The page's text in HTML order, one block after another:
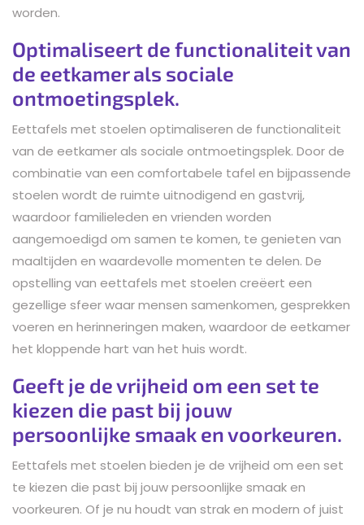
worden.
Optimaliseert de functionaliteit van
de eetkamer als sociale
ontmoetingsplek.
Eettafels met stoelen optimaliseren de functionaliteit
van de eetkamer als sociale ontmoetingsplek. Door de
combinatie van een comfortabele tafel en bijpassende
stoelen wordt de ruimte uitnodigend en gastvrij,
waardoor familieleden en vrienden worden
aangemoedigd om samen te komen, te genieten van
maaltijden en waardevolle momenten te delen. De
opstelling van eettafels met stoelen creëert een
gezellige sfeer waar mensen samenkomen, gesprekken
voeren en herinneringen maken, waardoor de eetkamer
het kloppende hart van het huis wordt.
Geeft je de vrijheid om een set te
kiezen die past bij jouw
persoonlijke smaak en voorkeuren.
Eettafels met stoelen bieden je de vrijheid om een set
te kiezen die past bij jouw persoonlijke smaak en
voorkeuren. Of je nu houdt van strak en modern of juist